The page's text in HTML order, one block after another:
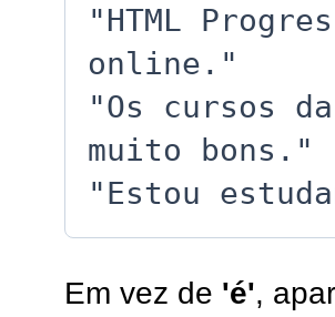
"HTML
online."
"Os cursos
muito bons."
"Estou
Em vez de 'é',